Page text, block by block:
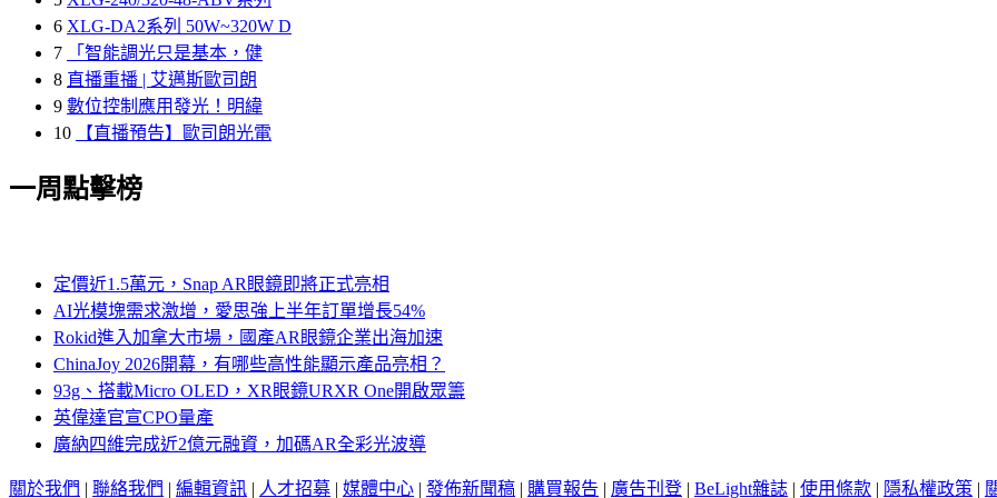
6 XLG-DA2系列 50W~320W D
7
「智能調光只是基本，健
8 直播重播 | 艾邁斯歐司朗
9 數位控制應用發光！明緯
10
【直播預告】歐司朗光電
一周點擊榜
定價近1.5萬元，Snap AR眼鏡即將正式亮相
AI光模塊需求激增，愛思強上半年訂單增長54%
Rokid進入加拿大市場，國產AR眼鏡企業出海加速
ChinaJoy 2026開幕，有哪些高性能顯示產品亮相？
93g、搭載Micro OLED，XR眼鏡URXR One開啟眾籌
英偉達官宣CPO量產
廣納四維完成近2億元融資，加碼AR全彩光波導
關於我們 | 聯絡我們 | 編輯資訊 | 人才招募 | 媒體中心 | 發佈新聞稿 | 購買報告 | 廣告刊登 | BeLight雜誌 | 使用條款 | 隱私權政策 |